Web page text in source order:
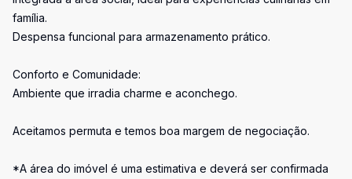
família.
Despensa funcional para armazenamento prático.
Conforto e Comunidade:
Ambiente que irradia charme e aconchego.
Aceitamos permuta e temos boa margem de negociação.
*A área do imóvel é uma estimativa e deverá ser confirmada